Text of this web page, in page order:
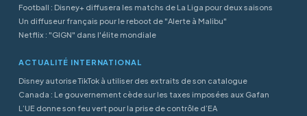
Football : Disney+ diffusera les matchs de La Liga pour deux saisons
Un diffuseur français pour le reboot de "Alerte à Malibu"
Netflix : "GIGN" dans l'élite mondiale
ACTUALITÉ INTERNATIONAL
Disney autorise TikTok à utiliser des extraits de son catalogue
Canada : Le gouvernement cède sur les taxes imposées aux Gafan
L’UE donne son feu vert pour la prise de contrôle d’EA